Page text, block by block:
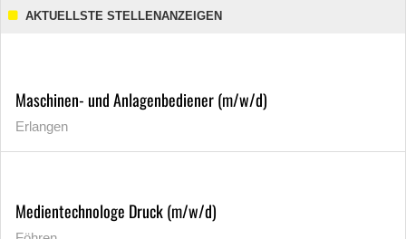
AKTUELLSTE STELLENANZEIGEN
Maschinen- und Anlagenbediener (m/w/d)
Erlangen
Medientechnologe Druck (m/w/d)